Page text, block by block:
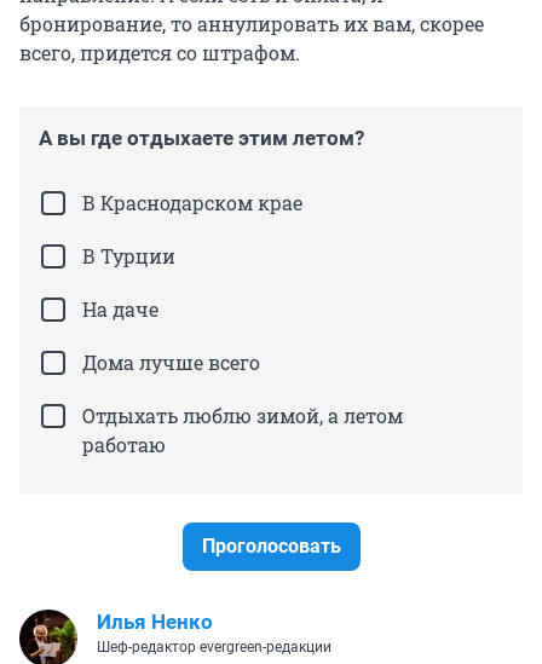
бронирование, то аннулировать их вам, скорее
всего, придется со штрафом.
А вы где отдыхаете этим летом?
В Краснодарском крае
В Турции
На даче
Дома лучше всего
Отдыхать люблю зимой, а летом
работаю
Проголосовать
Илья Ненко
Шеф-редактор evergreen-редакции